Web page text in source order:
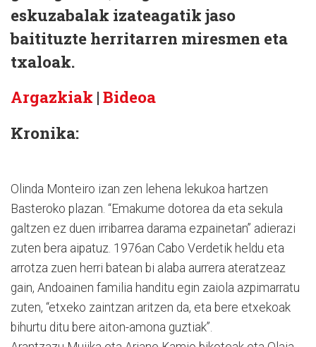
eskuzabalak izateagatik jaso
baitituzte herritarren miresmen eta
txaloak.
Argazkiak | Bideoa
Kronika:
Olinda Monteiro izan zen lehena lekukoa hartzen
Basteroko plazan. “Emakume dotorea da eta sekula
galtzen ez duen irribarrea darama ezpainetan” adierazi
zuten bera aipatuz. 1976an Cabo Verdetik heldu eta
arrotza zuen herri batean bi alaba aurrera ateratzeaz
gain, Andoainen familia handitu egin zaiola azpimarratu
zuten, “etxeko zaintzan aritzen da, eta bere etxekoak
bihurtu ditu bere aiton-amona guztiak”.